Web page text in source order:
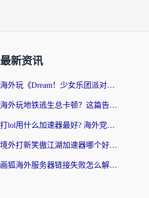
最新资讯
海外玩《Dream！少女乐团派对！》总卡顿？加速器到底能不能用？一篇指南解决你的国服游戏难题
海外玩地铁逃生总卡顿？这篇告诉你玩地铁逃生用什么加速器好,比较好
打lol用什么加速器最好? 海外党亲测3年的国服游戏加速终极攻略
境外打新笑傲江湖加速器哪个好？海外玩家国服畅玩全攻略（附实测推荐）
画狐海外服务器链接失败怎么解决？海外玩家国服游戏加速器终极指南